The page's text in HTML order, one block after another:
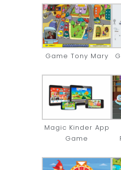
Game Tony Mary
Magic Kinder App
Game